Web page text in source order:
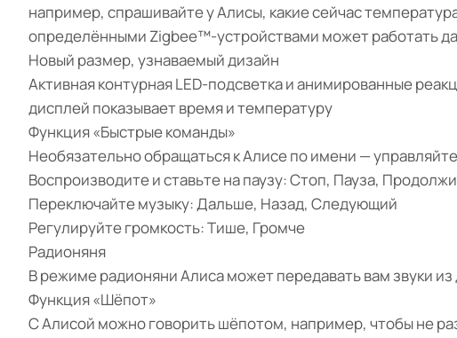
например, спрашивайте у Алисы, какие сейчас
определёнными Zigbee™-устройствами может работать
Новый размер, узнаваемый дизайн
Активная контурная LED-подсветка и анимированные
дисплей показывает время и температуру
Функция «Быстрые команды»
Необязательно обращаться к Алисе по имени —
Воспроизводите и ставьте на паузу: Стоп, Пауза,
Переключайте музыку: Дальше, Назад, Следующий
Регулируйте громкость: Тише, Громче
Радионяня
В режиме радионяни Алиса может передавать вам звуки
Функция «Шёпот»
С Алисой можно говорить шёпотом, например, чтобы не